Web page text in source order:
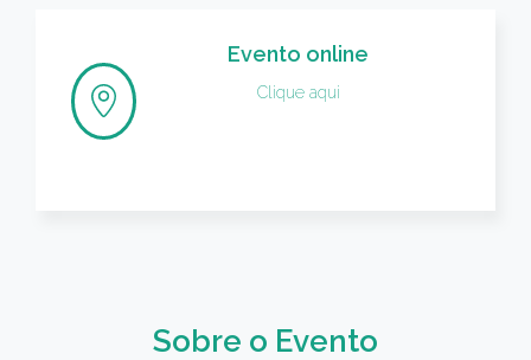
Evento online
Clique aqui
Sobre o Evento